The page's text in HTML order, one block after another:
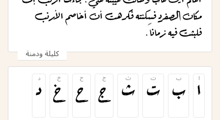
فلبثت فيه زماناً.
كليلة ودمنة
ا
ا
ب
ب
ت
ت
ث
ث
ج
ج
ح
ح
خ
خ
د
د